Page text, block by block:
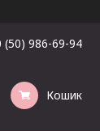
(50) 986-69-94
Кошик